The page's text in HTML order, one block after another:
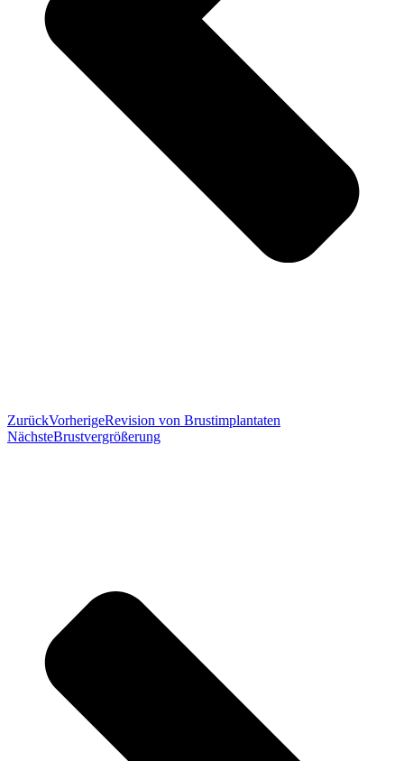
ZurückVorherigeRevision von Brustimplantaten
NächsteBrustvergrößerung